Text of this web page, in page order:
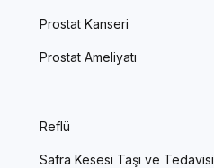
Prostat Kanseri
Prostat Ameliyatı
Reflü
Safra Kesesi Taşı ve Tedavisi